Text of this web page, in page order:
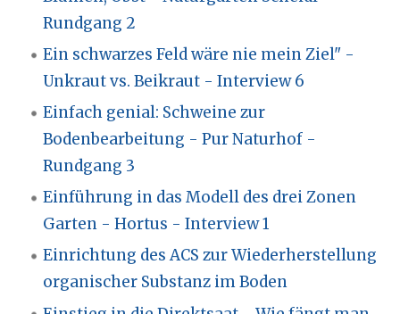
Rundgang 2
Ein schwarzes Feld wäre nie mein Ziel" -
Unkraut vs. Beikraut - Interview 6
Einfach genial: Schweine zur
Bodenbearbeitung - Pur Naturhof -
Rundgang 3
Einführung in das Modell des drei Zonen
Garten - Hortus - Interview 1
Einrichtung des ACS zur Wiederherstellung
organischer Substanz im Boden